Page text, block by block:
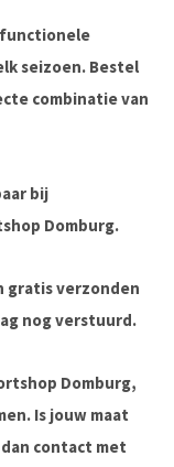
seizoen. Bestel
combinatie van
bij
Domburg.
gratis verzonden
nog verstuurd.
Domburg,
Is jouw maat
contact met